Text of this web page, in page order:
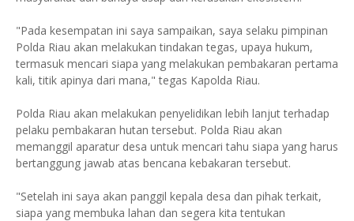
"Pada kesempatan ini saya sampaikan, saya selaku pimpinan
Polda Riau akan melakukan tindakan tegas, upaya hukum,
termasuk mencari siapa yang melakukan pembakaran pertama
kali, titik apinya dari mana," tegas Kapolda Riau.
Polda Riau akan melakukan penyelidikan lebih lanjut terhadap
pelaku pembakaran hutan tersebut. Polda Riau akan
memanggil aparatur desa untuk mencari tahu siapa yang harus
bertanggung jawab atas bencana kebakaran tersebut.
"Setelah ini saya akan panggil kepala desa dan pihak terkait,
siapa yang membuka lahan dan segera kita tentukan